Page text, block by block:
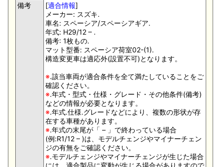
備考
[適合情報]
メーカー: スズキ.
車名: スペーシア/スペーシアギア.
年式: H29/12 – .
備考: 1枚もの.
マット型番: スペーシア荷室02-(1).
構造変更車は適応外(設置不可)となります。
※.該当車両が適合条件を全て満たしていることをご
確認ください。
※.年式・型式・仕様・グレード・その他条件(備考)
などの情報が必要となります。
※.年式.仕様.グレードなどにより、複数の形状が存
在する車種があります。
※.年式の末尾が「 – 」で終わっている場合
(例:R1/12 – )は、モデルチェンジやマイナーチェン
ジの有無をご確認ください。
※.モデルチェンジやマイナーチェンジが生じた場合
には、適合製品に変動が生じる場合がありますので